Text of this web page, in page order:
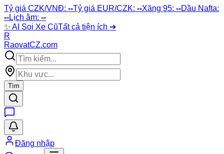
Tỷ giá CZK/VNĐ: --Tỷ giá EUR/CZK: --Xăng 95: --Dầu Nafta:
--Lịch âm: --
✨ AI Soi Xe CũTất cả tiện ích ➔
R
RaovatCZ.com
Tìm
Đăng nhập